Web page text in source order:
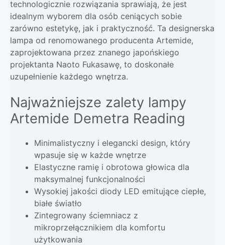
technologicznie rozwiązania sprawiają, że jest
idealnym wyborem dla osób ceniących sobie
zarówno estetykę, jak i praktyczność. Ta designerska
lampa od renomowanego producenta Artemide,
zaprojektowana przez znanego japońskiego
projektanta Naoto Fukasawę, to doskonałe
uzupełnienie każdego wnętrza.
Najważniejsze zalety lampy
Artemide Demetra Reading
Minimalistyczny i elegancki design, który
wpasuje się w każde wnętrze
Elastyczne ramię i obrotowa głowica dla
maksymalnej funkcjonalności
Wysokiej jakości diody LED emitujące ciepłe,
białe światło
Zintegrowany ściemniacz z
mikroprzełącznikiem dla komfortu
użytkowania